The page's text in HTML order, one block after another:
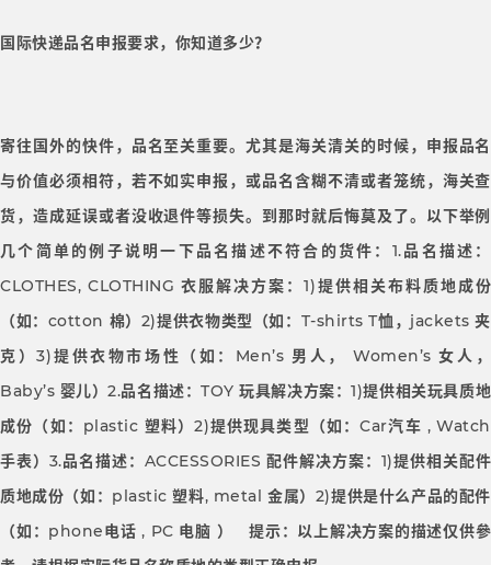
国际快递品名申报要求，你知道多少？
寄往国外的快件，品名至关重要。尤其是海关清关的时候，申报品名
与价值必须相符，若不如实申报，或品名含糊不清或者笼统，海关查
货，造成延误或者没收退件等损失。到那时就后悔莫及了。以下举例
几个简单的例子说明一下品名描述不符合的货件：1.品名描述：
CLOTHES, CLOTHING 衣服解决方案：1)提供相关布料质地成份
（如：cotton 棉）2)提供衣物类型（如：T-shirts T恤，jackets 夹
克）3)提供衣物市场性（如：Men’s 男人， Women’s 女人，
Baby’s 婴儿）2.品名描述：TOY 玩具解决方案：1)提供相关玩具质地
成份（如：plastic 塑料）2)提供现具类型（如：Car汽车 , Watch
手表）3.品名描述：ACCESSORIES 配件解决方案：1)提供相关配件
质地成份（如：plastic 塑料, metal 金属）2)提供是什么产品的配件
（如：phone电话 , PC 电脑 ） 提示：以上解决方案的描述仅供參